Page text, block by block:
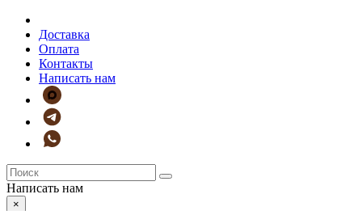
Доставка
Оплата
Контакты
Написать нам
Написать нам
×